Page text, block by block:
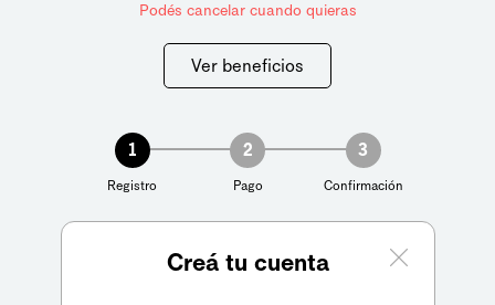
Podés cancelar cuando quieras
Ver beneficios
1
Registro
2
Pago
3
Confirmación
Creá tu cuenta